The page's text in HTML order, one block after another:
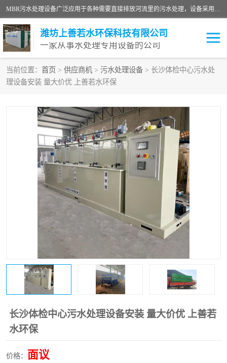
MBR污水处理设备广泛应用于各种需要直接排放河流里的污水处理，设备采用膜生物反应器（Membrane Bioreactor,简称MBR〕技术，取代了传统工艺中的二沉池，它可以*地进行固液分离，得到直接使用的稳定中水，又可在生物池内维持高浓度的微生物量，工艺剩余污泥少，极有效地去除氨氮，出水悬浮物和浊度接近于零，出水中细菌和病毒被大幅度去除，能耗低，占地面积小。
潍坊上善若水环保科技有限公司
一家从事水处理专用设备的公司
当前位置： 首页 > 供应商机 > 污水处理设备 > 长沙体检中心污水处
理设备安装 量大价优 上善若水环保
长沙体检中心污水处理设备安装 量大价优 上善若
水环保
价格： 面议
污水处理设备
生活污水处理设备 油墨污水处理设备
洗涤污水处理设备 实验室污水处理设备
诊所门诊污水处理设备 臭氧消毒设备
养殖污水处理设备 屠宰污水处理设备
一体化污水处理设备 食品制造业污水处理设备
医院辐射污水衰变池